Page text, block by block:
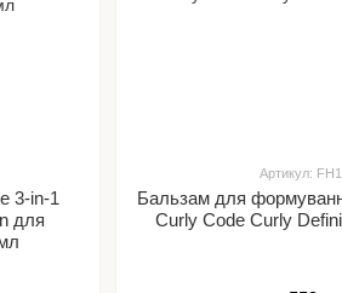
3-in-1
для
Артикул:
Бальзам для
Curly Code Curly